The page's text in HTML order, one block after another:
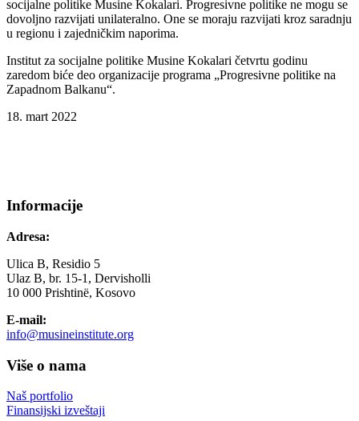
socijalne politike Musine Kokalari. Progresivne politike ne mogu se
dovoljno razvijati unilateralno. One se moraju razvijati kroz saradnju
u regionu i zajedničkim naporima.
Institut za socijalne politike Musine Kokalari četvrtu godinu
zaredom biće deo organizacije programa „Progresivne politike na
Zapadnom Balkanu“.
18. mart 2022
Informacije
Adresa:
Ulica B, Residio 5
Ulaz B, br. 15-1, Dervisholli
10 000 Prishtinë, Kosovo
E-mail:
info@musineinstitute.org
Više o nama
Naš portfolio
Finansijski izveštaji